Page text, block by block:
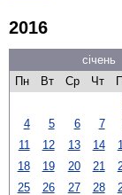
2016
січень
Пн
Вт Ср Чт
4
5 6 7
11
12 13 14
18
19 20 21
25
26 27 28